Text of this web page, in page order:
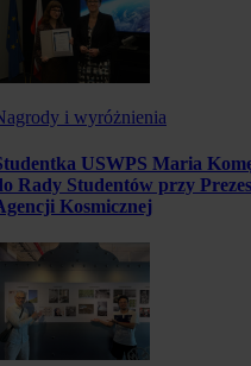
i wyróżnienia
USWPS Maria
Rady Studentów przy
Kosmicznej